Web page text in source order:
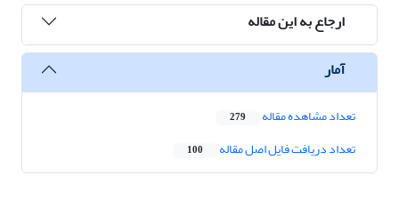
ارجاع به این مقاله
آمار
تعداد مشاهده مقاله 279
تعداد دریافت فایل اصل مقاله 100